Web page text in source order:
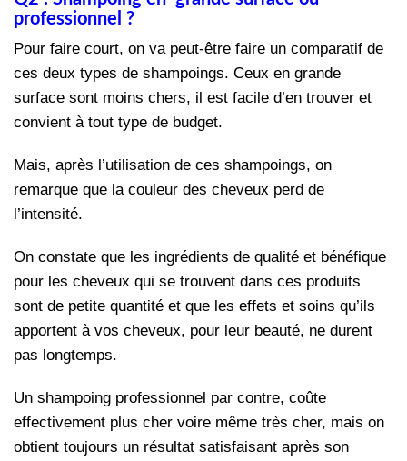
professionnel ?
Pour faire court, on va peut-être faire un comparatif de
ces deux types de shampoings. Ceux en grande
surface sont moins chers, il est facile d’en trouver et
convient à tout type de budget.
Mais, après l’utilisation de ces shampoings, on
remarque que la couleur des cheveux perd de
l’intensité.
On constate que les ingrédients de qualité et bénéfique
pour les cheveux qui se trouvent dans ces produits
sont de petite quantité et que les effets et soins qu’ils
apportent à vos cheveux, pour leur beauté, ne durent
pas longtemps.
Un shampoing professionnel par contre, coûte
effectivement plus cher voire même très cher, mais on
obtient toujours un résultat satisfaisant après son